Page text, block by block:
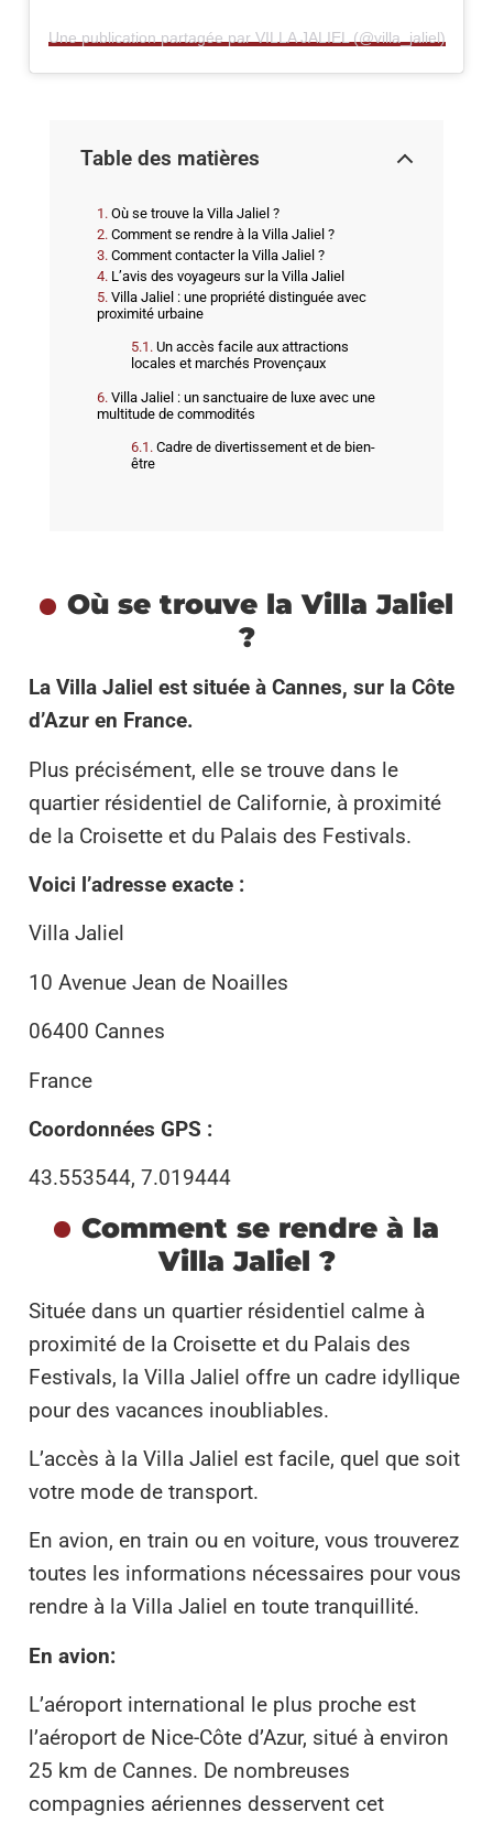
Une publication partagée par VILLA JALIEL (@villa_jaliel)
Table des matières
Où se trouve la Villa Jaliel ?
Comment se rendre à la Villa Jaliel ?
Comment contacter la Villa Jaliel ?
L’avis des voyageurs sur la Villa Jaliel
Villa Jaliel : une propriété distinguée avec
proximité urbaine
Un accès facile aux attractions
locales et marchés Provençaux
Villa Jaliel : un sanctuaire de luxe avec une
multitude de commodités
Cadre de divertissement et de bien-
être
Où se trouve la Villa Jaliel
?
La Villa Jaliel est située à Cannes, sur la Côte
d’Azur en France.
Plus précisément, elle se trouve dans le
quartier résidentiel de Californie, à proximité
de la Croisette et du Palais des Festivals.
Voici l’adresse exacte :
Villa Jaliel
10 Avenue Jean de Noailles
06400 Cannes
France
Coordonnées GPS :
43.553544, 7.019444
Comment se rendre à la
Villa Jaliel ?
Située dans un quartier résidentiel calme à
proximité de la Croisette et du Palais des
Festivals, la Villa Jaliel offre un cadre idyllique
pour des vacances inoubliables.
L’accès à la Villa Jaliel est facile, quel que soit
votre mode de transport.
En avion, en train ou en voiture, vous trouverez
toutes les informations nécessaires pour vous
rendre à la Villa Jaliel en toute tranquillité.
En avion:
L’aéroport international le plus proche est
l’aéroport de Nice-Côte d’Azur, situé à environ
25 km de Cannes. De nombreuses
compagnies aériennes desservent cet